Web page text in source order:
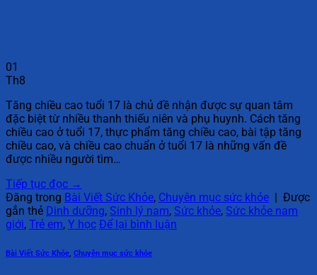
01
Th8
Tăng chiều cao tuổi 17 là chủ đề nhận được sự quan tâm
đặc biệt từ nhiều thanh thiếu niên và phụ huynh. Cách tăng
chiều cao ở tuổi 17, thực phẩm tăng chiều cao, bài tập tăng
chiều cao, và chiều cao chuẩn ở tuổi 17 là những vấn đề
được nhiều người tìm…
Tiếp tục đọc →
Đăng trong Bài Viết Sức Khỏe, Chuyên mục sức khỏe
Được
gắn thẻ Dinh dưỡng, Sinh lý nam, Sức khỏe, Sức khỏe nam
giới, Trẻ em, Y học Để lại bình luận
Bài Viết Sức Khỏe, Chuyên mục sức khỏe